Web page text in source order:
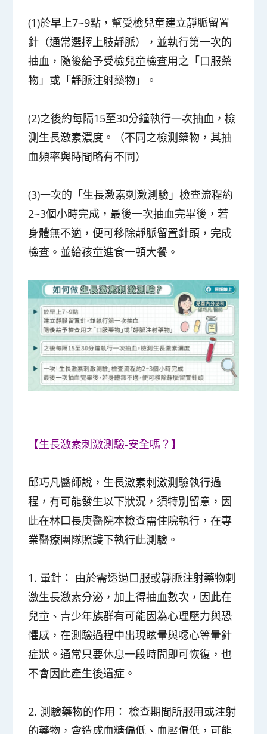
(1)於早上7~9點，幫受檢兒童建立靜脈留置
針（通常選擇上肢靜脈），並執行第一次的
抽血，隨後給予受檢兒童檢查用之「口服藥
物」或「靜脈注射藥物」。
(2)之後約每隔15至30分鐘執行一次抽血，檢
測生長激素濃度。（不同之檢測藥物，其抽
血頻率與時間略有不同）
(3)一次的「生長激素刺激測驗」檢查流程約
2~3個小時完成，最後一次抽血完畢後，若
身體無不適，便可移除靜脈留置針頭，完成
檢查。並給孩童進食一頓大餐。
【生長激素刺激測驗-安全嗎？】
邱巧凡醫師說，生長激素刺激測驗執行過
程，有可能發生以下狀況，須特別留意，因
此在林口長庚醫院本檢查需住院執行，在專
業醫療團隊照護下執行此測驗。
1. 暈針： 由於需透過口服或靜脈注射藥物刺
激生長激素分泌，加上得抽血數次，因此在
兒童、青少年族群有可能因為心理壓力與恐
懼感，在測驗過程中出現眩暈與噁心等暈針
症狀。通常只要休息一段時間即可恢復，也
不會因此產生後遺症。
2. 測驗藥物的作用： 檢查期間所服用或注射
的藥物，會造成血糖偏低、血壓偏低，可能